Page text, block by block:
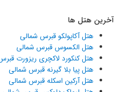
آخرین هتل ها
هتل آکاپولکو قبرس شمالی
هتل الکسوس قبرس شمالی
هتل کنکورد لاکچری ریزورت
هتل پیا بلا گیرنه قبرس شمالی
هتل آرکین اسکله قبرس شمالی